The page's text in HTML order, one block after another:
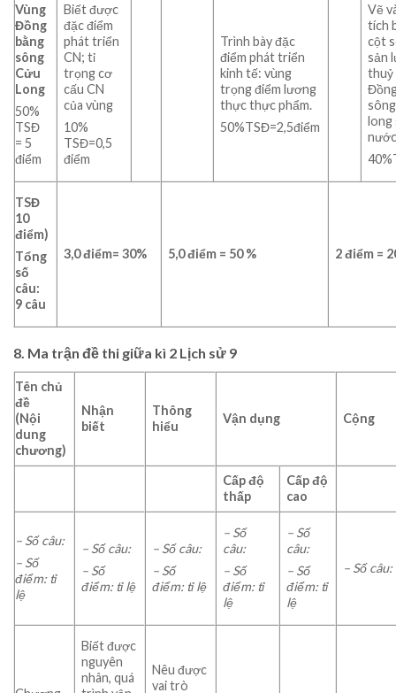
Vùng
Đồng
bằng
sông
Cửu
Long
50%
TSĐ
= 5
điểm
Biết được
đặc điểm
phát triển
CN; tỉ
trọng cơ
cấu CN
của vùng
10%
TSĐ=0,5
điểm
Trình bày đặc
điểm phát triển
kinh tế: vùng
trọng điểm lương
thực thực phẩm.
50%TSĐ=2,5điểm
Vẽ
tích
cột
sản
thuỷ
long
TSĐ
10
điểm)
Tổng
số
câu:
9 câu
3,0 điểm= 30% 5,0 điểm = 50 % 2 điểm =
8. Ma trận đề thi giữa kì 2 Lịch sử 9
Tên chủ
đề
(Nội
dung
chương)
Nhận
biết
Thông
hiểu
Vận dụng Cộng
Cấp độ
thấp
Cấp độ
cao
– Số câu:
– Số
điểm: tỉ
lệ
– Số câu:
– Số
điểm: tỉ lệ
– Số câu:
– Số
điểm: tỉ lệ
– Số
câu:
– Số
điểm: tỉ
lệ
– Số
câu:
– Số
điểm: tỉ
lệ
– Số câu:
Biết được
nguyên
nhân, quá
Nêu được
vai trò